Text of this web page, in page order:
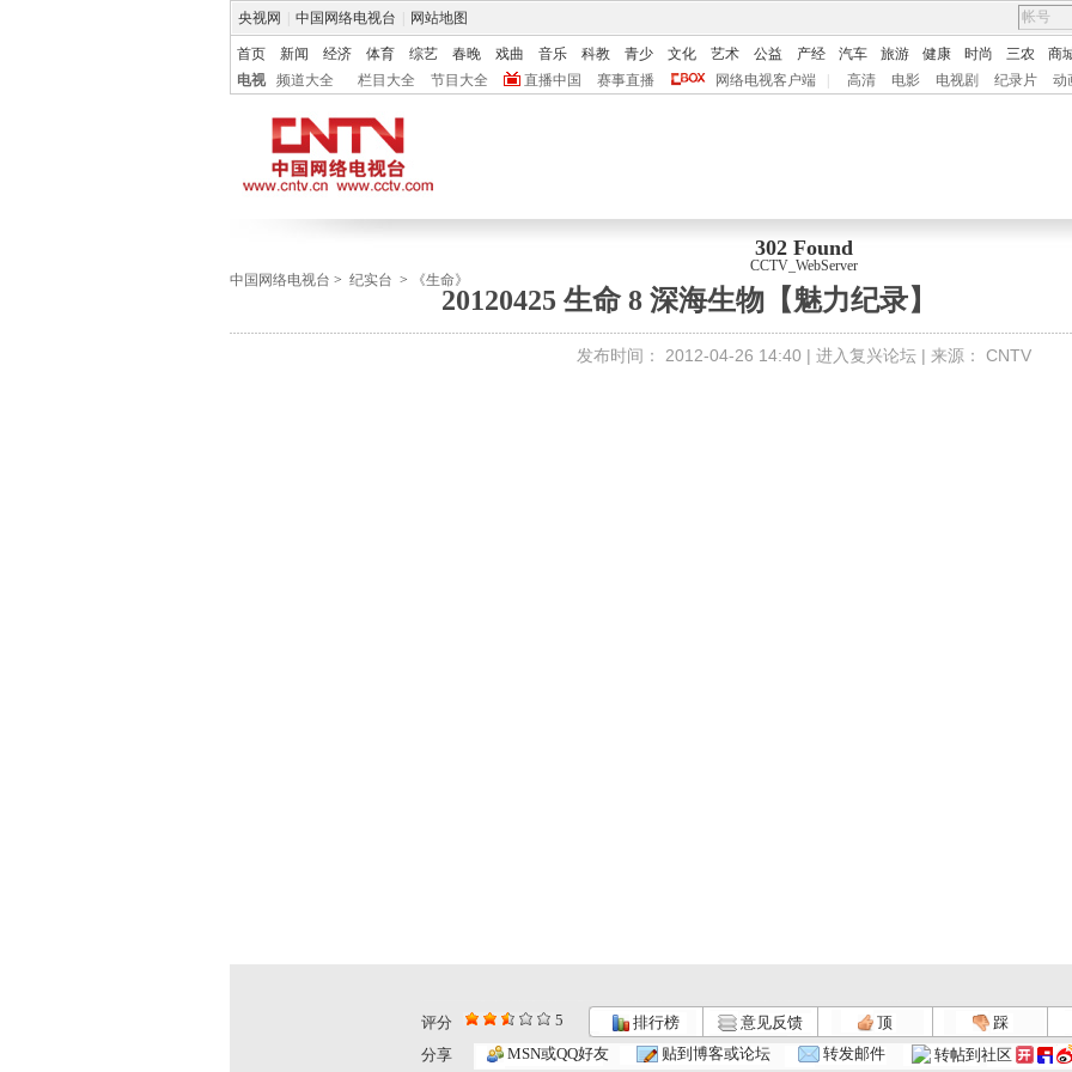
央视网 中国网络电视台 网站地图
首页 新闻 经济 体育 综艺 春晚 戏曲 音乐 科教 青少 文化 艺术 公益 产经 汽车 旅游 健康 时尚 三农
商
电视
频道大全 栏目大全 节目大全 直播中国 赛事直播 网络电视客户端 高清 电影 电视剧 纪录片 动
302 Found
CCTV_WebServer
中国网络电视台 > 纪实台 > 《生命》
20120425 生命 8 深海生物【魅力纪录】
发布时间： 2012-04-26 14:40 | 进入复兴论坛 | 来源： CNTV
评分 5 排行榜 意见反馈 顶
踩
分享
MSN或QQ好友 贴到博客或论坛 转发邮件 转帖到社区